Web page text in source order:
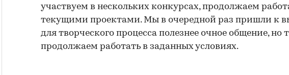
участвуем в нескольких конкурсах, продолжаем
текущими проектами. Мы в очередной раз пришли к
для творческого процесса полезнее очное общение, но
продолжаем работать в заданных условиях.